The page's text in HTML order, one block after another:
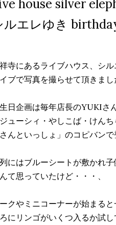
house silver
ルエレゆき
寺にあるライブハウス、シル
ブで写真を撮らせて頂きまし
日企画は毎年店長のYUKIさ
ューシィ・やしこば・けん
んといっしょ」のコピバンで
にはブルーシートが敷かれ
て思っていたけど・・・、
クやミニコーナーが始まる
にリンゴがいくつ入るか試